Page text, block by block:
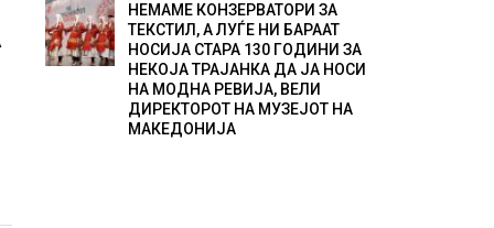
НЕМАМЕ КОНЗЕРВАТОРИ ЗА
ТЕКСТИЛ, А ЛУЃЕ НИ БАРААТ
НОСИЈА СТАРА 130 ГОДИНИ ЗА
НЕКОЈА ТРАЈАНКА ДА ЈА НОСИ
НА МОДНА РЕВИЈА, ВЕЛИ
ДИРЕКТОРОТ НА МУЗЕЈОТ НА
МАКЕДОНИЈА